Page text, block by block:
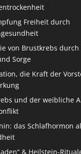
Freiheit durch
von Brustkrebs durch
Sorge
die Kraft der
und der weibliche
das Schlafhormon
& Heilstein-